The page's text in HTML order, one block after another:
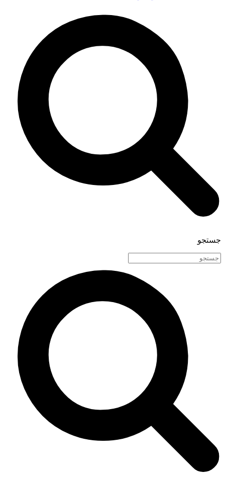
جستجو